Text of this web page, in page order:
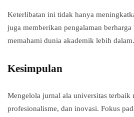
Keterlibatan ini tidak hanya
juga memberikan pengalaman
memahami dunia akademik lebih dalam.
Kesimpulan
Mengelola jurnal ala universitas terbaik
profesionalisme, dan inovasi. Fokus